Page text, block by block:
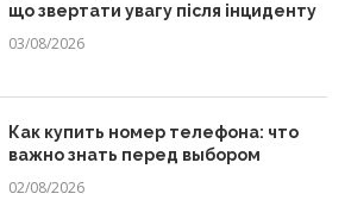
що звертати увагу після інциденту
03/08/2026
Как купить номер телефона: что
важно знать перед выбором
02/08/2026